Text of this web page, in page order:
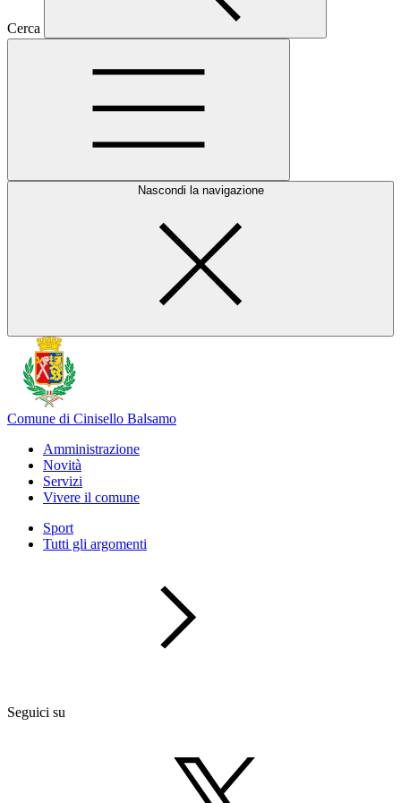
Cerca
Nascondi la navigazione
Comune di Cinisello Balsamo
Amministrazione
Novità
Servizi
Vivere il comune
Sport
Tutti gli argomenti
Seguici su